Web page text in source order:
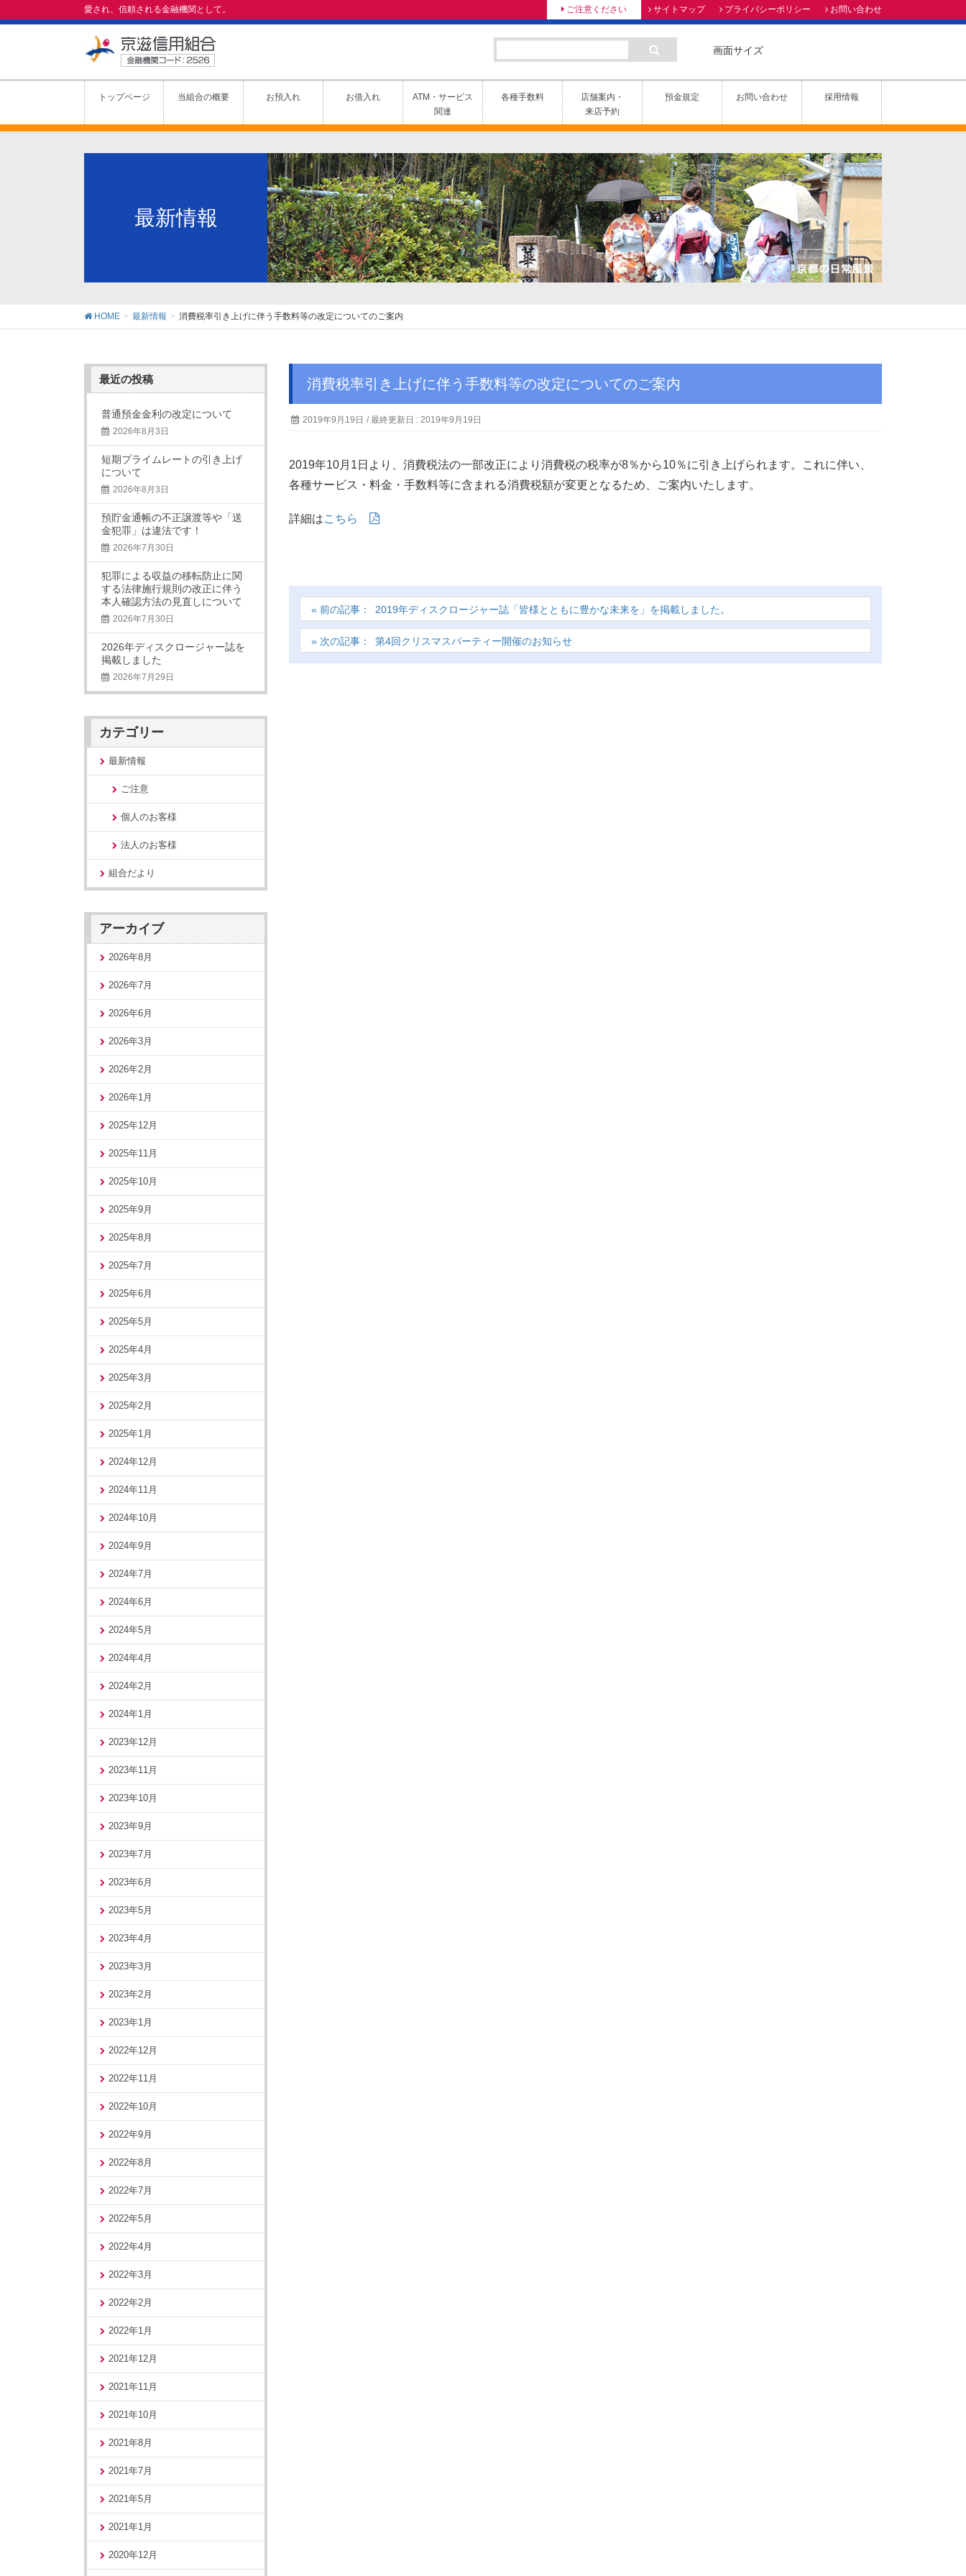
愛され、信頼される金融機関として。 ご注意ください サイトマップ プライバシーポリシー お問い合わせ
画面サイズ
トップページ 当組合の概要 お預入れ お借入れ
ATM・サービス
関連
各種手数料
店舗案内・
来店予約
預金規定 お問い合わせ 採用情報
最新情報
HOME 最新情報 消費税率引き上げに伴う手数料等の改定についてのご案内
消費税率引き上げに伴う手数料等の改定についてのご案内
2019年9月19日 / 最終更新日 : 2019年9月19日
2019年10月1日より、消費税法の一部改正により消費税の税率が8％から10％に引き上げられます。これに伴い、
各種サービス・料金・手数料等に含まれる消費税額が変更となるため、ご案内いたします。
詳細はこちら
2019年ディスクロージャー誌「皆様とともに豊かな未来を」を掲載しました。
第4回クリスマスパーティー開催のお知らせ
最近の投稿
普通預金金利の改定について
2026年8月3日
短期プライムレートの引き上げ
について
2026年8月3日
預貯金通帳の不正譲渡等や「送
金犯罪」は違法です！
2026年7月30日
犯罪による収益の移転防止に関
する法律施行規則の改正に伴う
本人確認方法の見直しについて
2026年7月30日
2026年ディスクロージャー誌を
掲載しました
2026年7月29日
カテゴリー
最新情報
ご注意
個人のお客様
法人のお客様
組合だより
アーカイブ
2026年8月
2026年7月
2026年6月
2026年3月
2026年2月
2026年1月
2025年12月
2025年11月
2025年10月
2025年9月
2025年8月
2025年7月
2025年6月
2025年5月
2025年4月
2025年3月
2025年2月
2025年1月
2024年12月
2024年11月
2024年10月
2024年9月
2024年7月
2024年6月
2024年5月
2024年4月
2024年2月
2024年1月
2023年12月
2023年11月
2023年10月
2023年9月
2023年7月
2023年6月
2023年5月
2023年4月
2023年3月
2023年2月
2023年1月
2022年12月
2022年11月
2022年10月
2022年9月
2022年8月
2022年7月
2022年5月
2022年4月
2022年3月
2022年2月
2022年1月
2021年12月
2021年11月
2021年10月
2021年8月
2021年7月
2021年5月
2021年1月
2020年12月